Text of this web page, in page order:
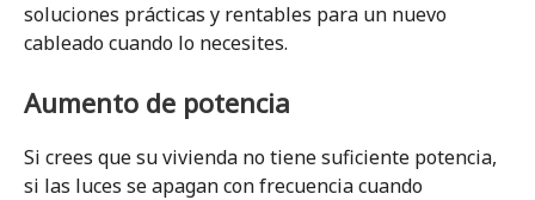
soluciones prácticas y rentables para un nuevo
cableado cuando lo necesites.
Aumento de potencia
Si crees que su vivienda no tiene suficiente potencia,
si las luces se apagan con frecuencia cuando